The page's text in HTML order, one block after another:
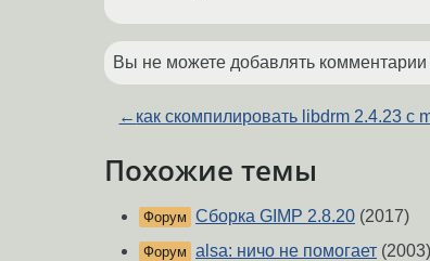
Вы не можете добавлять
← как скомпилировать libdrm 2.4.23 с
Похожие темы
Форум Сборка GIMP 2.8.20 (2017)
Форум alsa: ничо не помогает (2003)